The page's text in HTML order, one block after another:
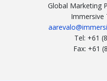
Global Marketing
Immersive
Tel: +61
Fax: +61